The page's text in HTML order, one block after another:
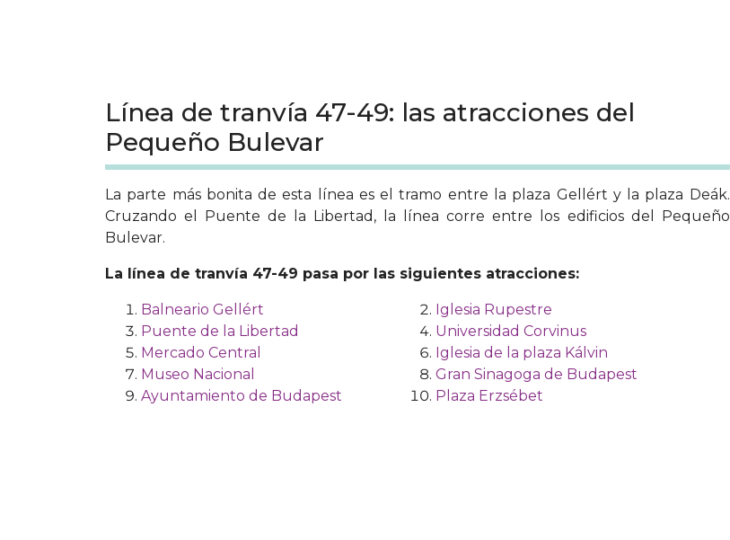
Línea de tranvía 47-49: las atracciones del
Pequeño Bulevar
La parte más bonita de esta línea es el tramo entre la plaza Gellért y la plaza Deák.
Cruzando el Puente de la Libertad, la línea corre entre los edificios del Pequeño
Bulevar.
La línea de tranvía 47-49 pasa por las siguientes atracciones:
Balneario Gellért
Iglesia Rupestre
Puente de la Libertad
Universidad Corvinus
Mercado Central
Iglesia de la plaza Kálvin
Museo Nacional
Gran Sinagoga de Budapest
Ayuntamiento de Budapest
Plaza Erzsébet